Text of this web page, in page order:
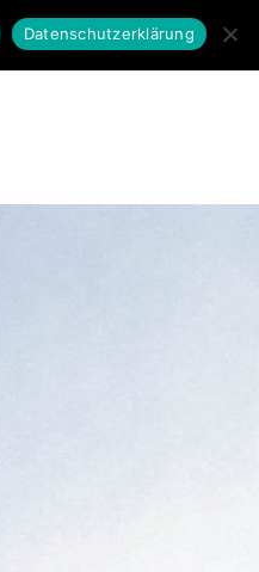
Datenschutzerklärung